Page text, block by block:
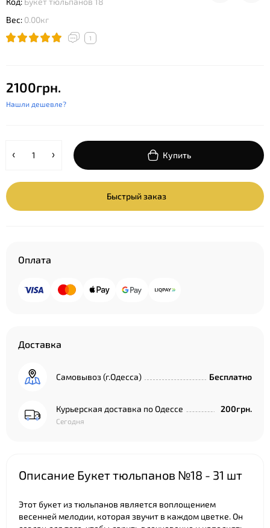
Вес: 0.00кг
1
2100грн.
Нашли дешевле?
Купить
Быстрый заказ
Оплата
Доставка
Самовывоз (г.Одесса) Бесплатно
Курьерская доставка по Одессе
Сегодня
200грн.
Описание Букет тюльпанов №18 - 31 шт
Этот букет из тюльпанов является воплощением
весенней мелодии, которая звучит в каждом цветке. Он